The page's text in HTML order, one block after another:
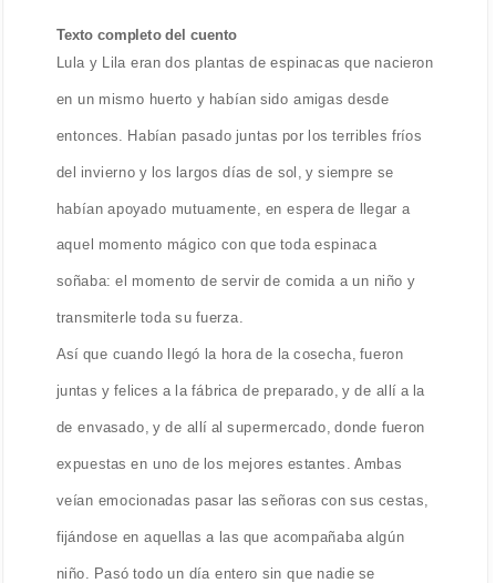
Texto completo del cuento
Lula y Lila eran dos plantas de espinacas que nacieron
en un mismo huerto y habían sido amigas desde
entonces. Habían pasado juntas por los terribles fríos
del invierno y los largos días de sol, y siempre se
habían apoyado mutuamente, en espera de llegar a
aquel momento mágico con que toda espinaca
soñaba: el momento de servir de comida a un niño y
transmiterle toda su fuerza.
Así que cuando llegó la hora de la cosecha, fueron
juntas y felices a la fábrica de preparado, y de allí a la
de envasado, y de allí al supermercado, donde fueron
expuestas en uno de los mejores estantes. Ambas
veían emocionadas pasar las señoras con sus cestas,
fijándose en aquellas a las que acompañaba algún
niño. Pasó todo un día entero sin que nadie se